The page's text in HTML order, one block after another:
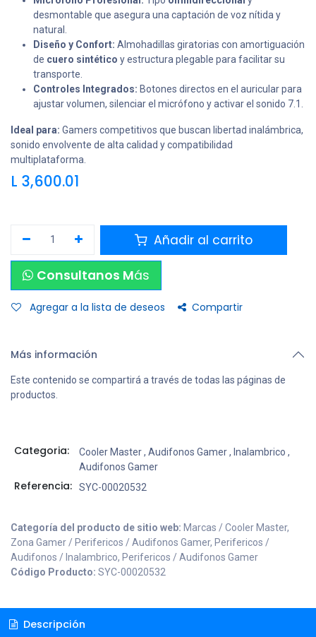
desmontable que asegura una captación de voz nítida y
natural.
Diseño y Confort: Almohadillas giratorias con amortiguación
de cuero sintético y estructura plegable para facilitar su
transporte.
Controles Integrados: Botones directos en el auricular para
ajustar volumen, silenciar el micrófono y activar el sonido 7.1.
Ideal para: Gamers competitivos que buscan libertad inalámbrica,
sonido envolvente de alta calidad y compatibilidad
multiplataforma.
L 3,600.01
Añadir al carrito
Consultanos Más
Agregar a la lista de deseos Compartir
Más información
Este contenido se compartirá a través de todas las páginas de
productos.
Categoria: Cooler Master, Audifonos Gamer, Inalambrico ,
Audifonos Gamer
Referencia: SYC-00020532
Categoría del producto de sitio web: Marcas / Cooler Master,
Zona Gamer / Perifericos / Audifonos Gamer, Perifericos /
Audifonos / Inalambrico, Perifericos / Audifonos Gamer
Código Producto: SYC-00020532
Descripción